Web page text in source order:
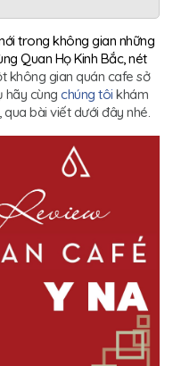
trong không gian những
Quan Họ Kinh Bắc, nét
không gian quán cafe sở
hãy cùng chúng tôi khám
bài viết dưới đây nhé.